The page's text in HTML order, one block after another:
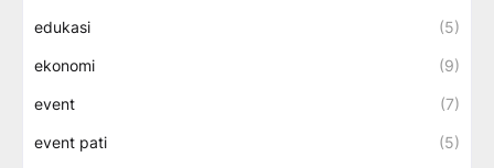
edukasi (5)
ekonomi (9)
event (7)
event pati (5)